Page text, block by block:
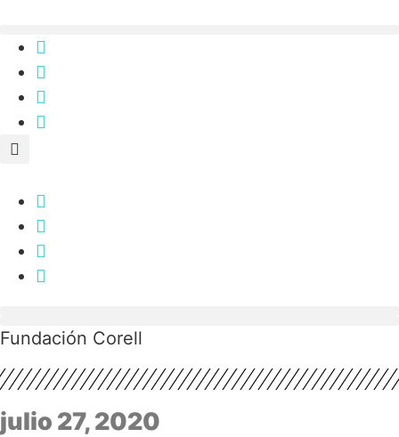
contenido
Fundación Corell
julio 27, 2020